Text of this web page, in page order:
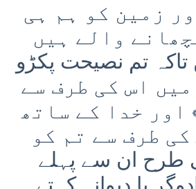
ہم کو سب مقدور ہے ﴿۴۷﴾ اور زمین کو ہم ہی
والے ہیں
تاکہ تم نصیحت پکڑو
میں اس کی طرف سے
کو صریح رستہ بتانے والا ہوں ﴿۵۰﴾ اور خدا کے ساتھ
طرف سے تم کو
والا ہوں ﴿۵۱﴾ اسی طرح ان سے پہلے
یا دیوانہ کہتے